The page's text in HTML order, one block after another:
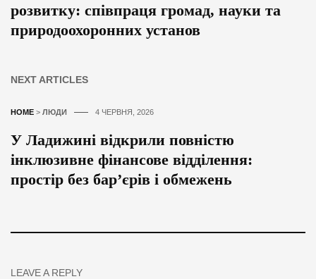
розвитку: співпраця громад, науки та
природоохоронних установ
NEXT ARTICLES
HOME > ЛЮДИ 4 ЧЕРВНЯ, 2026
У Ладижині відкрили повністю
інклюзивне фінансове відділення:
простір без бар’єрів і обмежень
LEAVE A REPLY